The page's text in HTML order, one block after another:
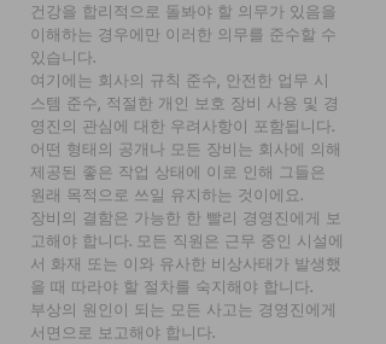
건강을 합리적으로 돌봐야 할 의무가 있음을
이해하는 경우에만 이러한 의무를 준수할 수
있습니다.
여기에는 회사의 규칙 준수, 안전한 업무 시
스템 준수, 적절한 개인 보호 장비 사용 및 경
영진의 관심에 대한 우려사항이 포함됩니다.
어떤 형태의 공개나 모든 장비는 회사에 의해
제공된 좋은 작업 상태에 이로 인해 그들은
원래 목적으로 쓰일 유지하는 것이에요.
장비의 결함은 가능한 한 빨리 경영진에게 보
고해야 합니다. 모든 직원은 근무 중인 시설에
서 화재 또는 이와 유사한 비상사태가 발생했
을 때 따라야 할 절차를 숙지해야 합니다.
부상의 원인이 되는 모든 사고는 경영진에게
서면으로 보고해야 합니다.